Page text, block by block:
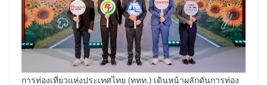
การท่องเที่ยวแห่งประเทศไทย (ททท.) เดินหน้าผลักดันการท่อง